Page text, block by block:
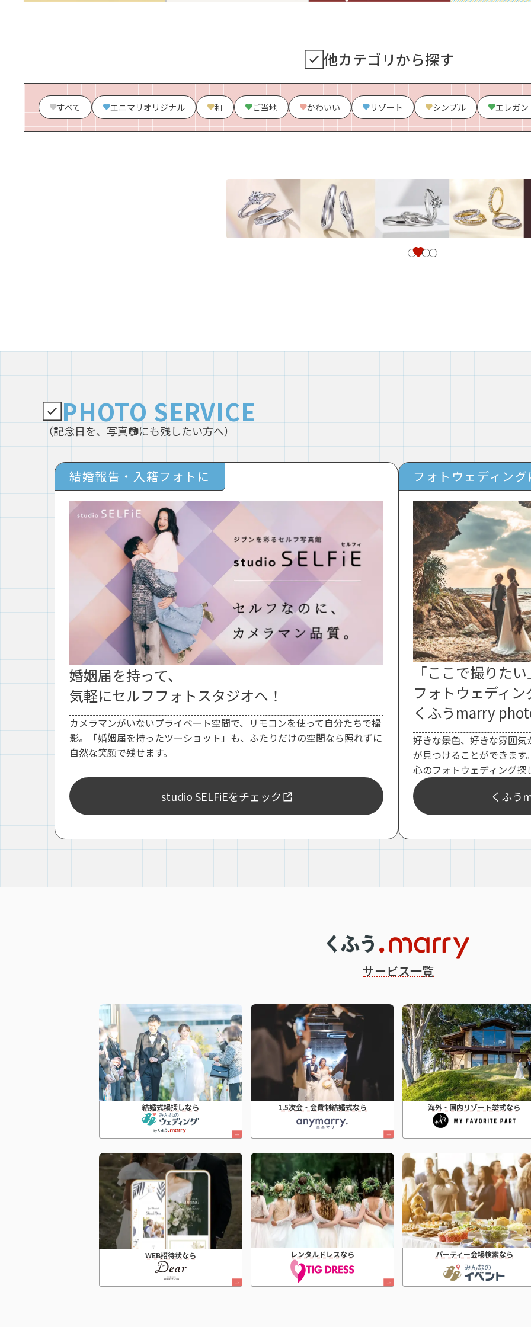
他カテゴリから探す
すべて エニマリオリジナル 和 ご当地 かわいい リゾート シンプル エレガン
PHOTO SERVICE
（記念日を、写真📷にも残したい方へ）
結婚報告・入籍フォトに
婚姻届を持って、
気軽にセルフフォトスタジオへ！
カメラマンがいないプライベート空間で、リモコンを使って自分たちで撮
影。「婚姻届を持ったツーショット」も、ふたりだけの空間なら照れずに
自然な笑顔で残せます。
studio SELFiEをチェック
フォトウェディン
「ここで撮りた
フォトウェディ
くふうmarry
好きな景色、好きな雰囲
が見つけることができま
心のフォトウェディング探
くふう
サービス一覧
結婚式場探しなら 1.5次会・会費制結婚式なら 海外・国内リゾート挙式なら
WEB招待状なら レンタルドレスなら パーティー会場検索なら